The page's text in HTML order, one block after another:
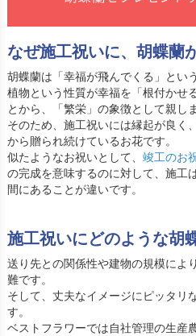
なぜ施工祝いに、胡蝶蘭
胡蝶蘭は「幸福が飛んでくる」とい
植物という性質が幸福を「根付かせ
とから、「繁栄」の象徴として親し
そのため、施工祝いには縁起が良く
から贈られ続けているお花です。
似たようなお祝いとして、 竣工のお
の完成を意味するのに対して、施工
間にあることが違いです。
施工祝いにどのような胡
送り先との関係性や建物の規模によ
難です。
そして、丈夫なイメージにピッタリ
す。
ベストフラワーでは自社管理の生産